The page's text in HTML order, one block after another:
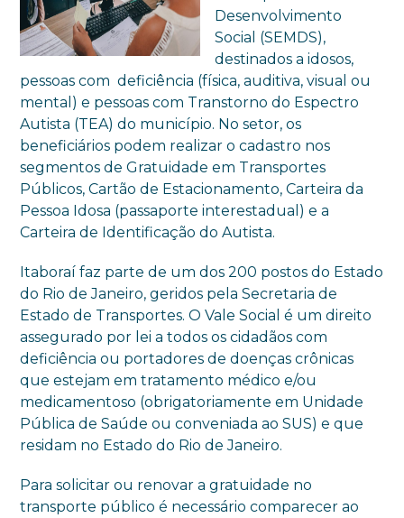
Desenvolvimento
Social (SEMDS),
destinados a idosos,
pessoas com deficiência (física, auditiva, visual ou
mental) e pessoas com Transtorno do Espectro
Autista (TEA) do município. No setor, os
beneficiários podem realizar o cadastro nos
segmentos de Gratuidade em Transportes
Públicos, Cartão de Estacionamento, Carteira da
Pessoa Idosa (passaporte interestadual) e a
Carteira de Identificação do Autista.
Itaboraí faz parte de um dos 200 postos do Estado
do Rio de Janeiro, geridos pela Secretaria de
Estado de Transportes. O Vale Social é um direito
assegurado por lei a todos os cidadãos com
deficiência ou portadores de doenças crônicas
que estejam em tratamento médico e/ou
medicamentoso (obrigatoriamente em Unidade
Pública de Saúde ou conveniada ao SUS) e que
residam no Estado do Rio de Janeiro.
Para solicitar ou renovar a gratuidade no
transporte público é necessário comparecer ao